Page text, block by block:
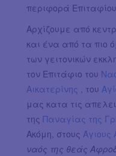
περιφορά
Αρχίζουμε από
και ένα από τα πιο
των γειτονικών
τον Επιτάφιο του
Αικατερίνης , του
μας κατα τις
της Παναγίας της
Ακόμη, στους Άγιους
ναός της θεάς